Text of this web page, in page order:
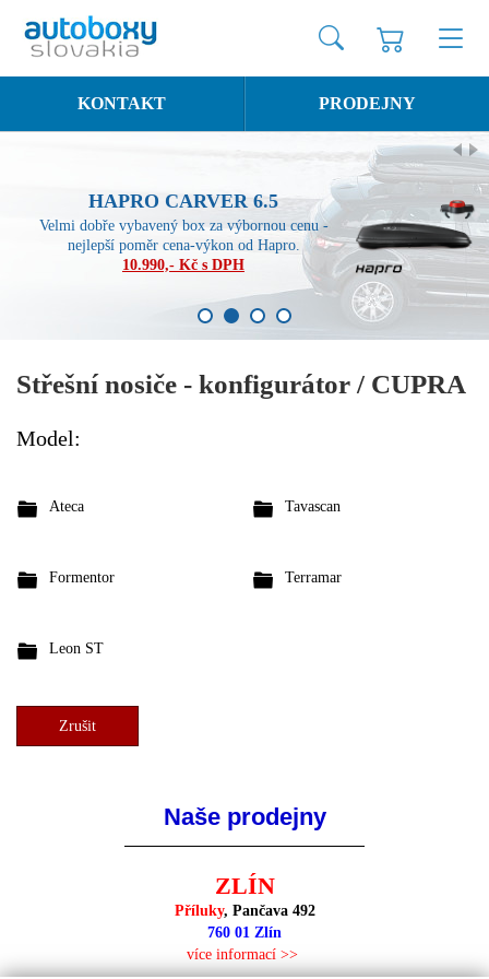
KONTAKT PRODEJNY
HAPRO CARVER 6.5
Velmi dobře vybavený box za výbornou cenu -
nejlepší poměr cena-výkon od Hapro.
10.990,- Kč s DPH
Střešní nosiče - konfigurátor / CUPRA
Model:
Ateca
Formentor
Leon ST
Tavascan
Terramar
Zrušit
Naše prodejny
ZLÍN
Příluky, Pančava 492
760 01 Zlín
více informací >>